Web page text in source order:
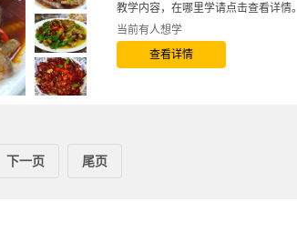
教学内容，在哪里学请点击查看详情。
当前有人想学
查看详情
下一页 尾页